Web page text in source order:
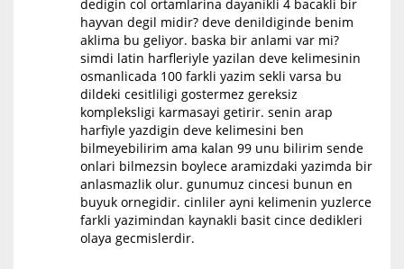
dedigin col ortamlarina dayanikli 4 bacakli bir
hayvan degil midir? deve denildiginde benim
aklima bu geliyor. baska bir anlami var mi?
simdi latin harfleriyle yazilan deve kelimesinin
osmanlicada 100 farkli yazim sekli varsa bu
dildeki cesitliligi gostermez gereksiz
kompleksligi karmasayi getirir. senin arap
harfiyle yazdigin deve kelimesini ben
bilmeyebilirim ama kalan 99 unu bilirim sende
onlari bilmezsin boylece aramizdaki yazimda bir
anlasmazlik olur. gunumuz cincesi bunun en
buyuk ornegidir. cinliler ayni kelimenin yuzlerce
farkli yazimindan kaynakli basit cince dedikleri
olaya gecmislerdir.